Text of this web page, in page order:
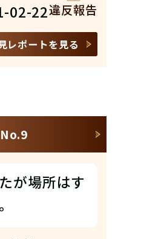
02-22違反報告
レポートを見る
が場所はす